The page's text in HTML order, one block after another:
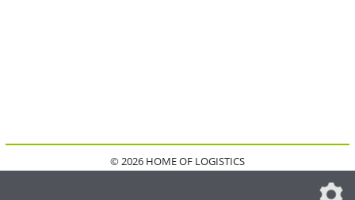
© 2026 HOME OF LOGISTICS
IMPRESSUM